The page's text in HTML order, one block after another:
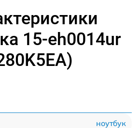
15-eh0014ur
ноутбук